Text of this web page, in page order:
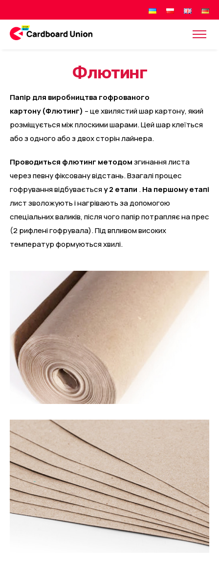
Флютинг
Папір для виробництва гофрованого
картону (Флютинг) – це хвилястий шар картону, який
розміщується між плоскими шарами. Цей шар клеїться
або з одного або з двох сторін лайнера.
Проводиться флютинг методомзгинання листа
через певну фіксовану відстань. Взагалі процес
гофрування відбуваєтьсяу 2 етапи .На першому етапі
лист зволожують і нагрівають за допомогою
спеціальних валиків, після чого папір потрапляє на прес
(2 рифлені гофрувала). Під впливом високих
температур формуються хвилі.